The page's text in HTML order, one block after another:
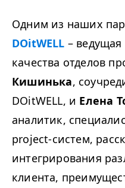
Одним из наших
DOitWELL –
качества отделов
Кишинька,
DOitWELL, и Елена
аналитик,
project-систем,
интегрирования
клиента,